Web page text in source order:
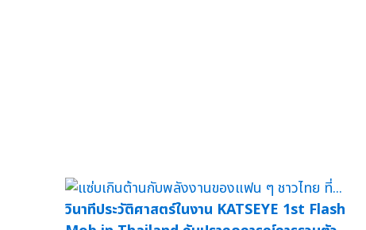
วินาทีประวัติศาสตร์ในงาน KATSEYE 1st Flash